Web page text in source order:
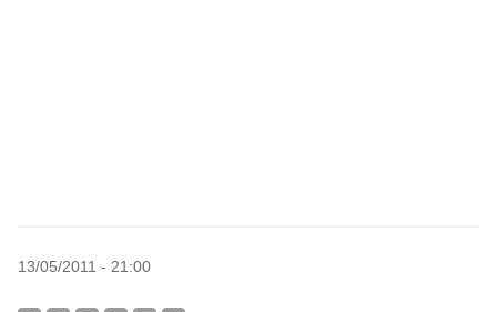
13/05/2011 - 21:00